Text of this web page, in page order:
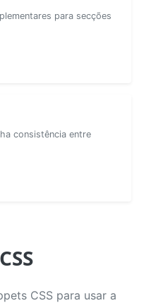
para secções
consistência entre
CSS para usar a